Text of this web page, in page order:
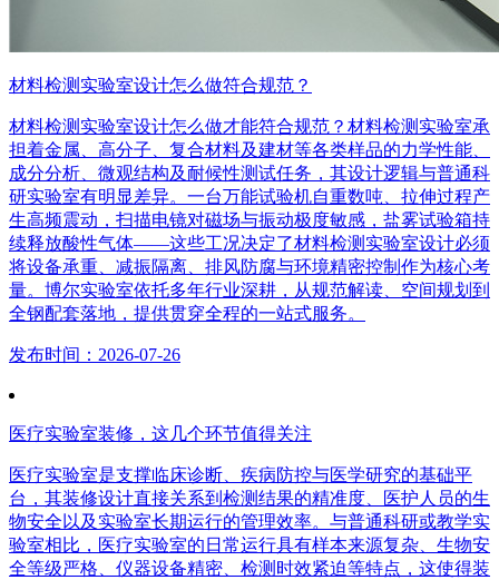
材料检测实验室设计怎么做符合规范？
材料检测实验室设计怎么做才能符合规范？材料检测实验室承
担着金属、高分子、复合材料及建材等各类样品的力学性能、
成分分析、微观结构及耐候性测试任务，其设计逻辑与普通科
研实验室有明显差异。一台万能试验机自重数吨、拉伸过程产
生高频震动，扫描电镜对磁场与振动极度敏感，盐雾试验箱持
续释放酸性气体——这些工况决定了材料检测实验室设计必须
将设备承重、减振隔离、排风防腐与环境精密控制作为核心考
量。博尔实验室依托多年行业深耕，从规范解读、空间规划到
全钢配套落地，提供贯穿全程的一站式服务。
发布时间：2026-07-26
医疗实验室装修，这几个环节值得关注
医疗实验室是支撑临床诊断、疾病防控与医学研究的基础平
台，其装修设计直接关系到检测结果的精准度、医护人员的生
物安全以及实验室长期运行的管理效率。与普通科研或教学实
验室相比，医疗实验室的日常运行具有样本来源复杂、生物安
全等级严格、仪器设备精密、检测时效紧迫等特点，这使得装